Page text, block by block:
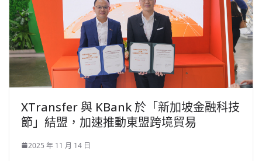
XTransfer 與 KBank 於「新加坡金融科技
節」結盟，加速推動東盟跨境貿易
2025 年 11 月 14 日